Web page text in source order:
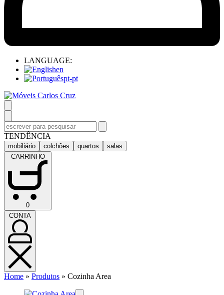
LANGUAGE:
en
pt-pt
Pesquisar
por:
TENDÊNCIA
mobiliário colchões quartos
salas
CARRINHO
0CARRINHO
(0)
CONTA
CONTA
Home » Produtos » Cozinha Area